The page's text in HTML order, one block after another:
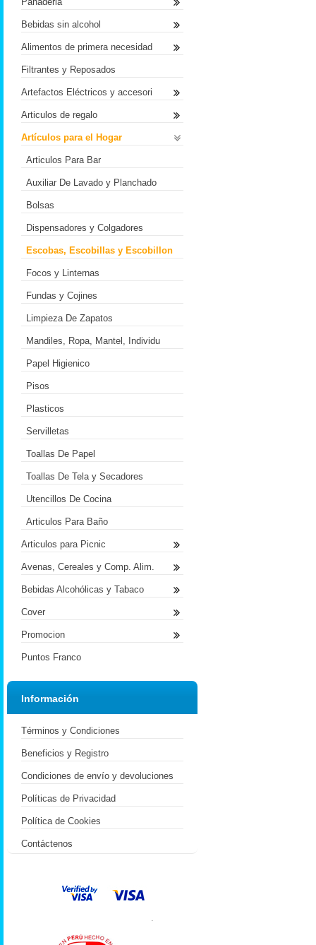
Bebidas sin alcohol
Alimentos de primera necesidad
Filtrantes y Reposados
Artefactos Eléctricos y accesori
Articulos de regalo
Artículos para el Hogar
Articulos Para Bar
Auxiliar De Lavado y Planchado
Bolsas
Dispensadores y Colgadores
Escobas, Escobillas y Escobillon
Focos y Linternas
Fundas y Cojines
Limpieza De Zapatos
Mandiles, Ropa, Mantel, Individu
Papel Higienico
Pisos
Plasticos
Servilletas
Toallas De Papel
Toallas De Tela y Secadores
Utencillos De Cocina
Articulos Para Baño
Articulos para Picnic
Avenas, Cereales y Comp. Alim.
Bebidas Alcohólicas y Tabaco
Cover
Promocion
Puntos Franco
Información
Términos y Condiciones
Beneficios y Registro
Condiciones de envío y devoluciones
Políticas de Privacidad
Política de Cookies
Contáctenos
.